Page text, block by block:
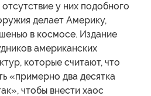
у них подобного
делает Америку,
в космосе. Издание
американских
которые считают, что
«примерно два десятка
чтобы внести хаос